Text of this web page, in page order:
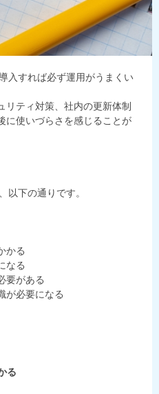
入すれば必ず運用がうまくい
リティ対策、社内の更新体制
に使いづらさを感じることが
以下の通りです。
かる
なる
要がある
が必要になる
る